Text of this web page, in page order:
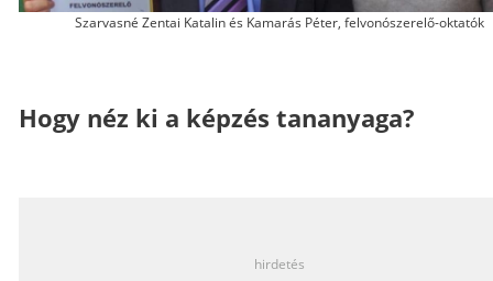
Szarvasné Zentai Katalin és Kamarás Péter, felvonószerelő-oktatók
Hogy néz ki a képzés tananyaga?
hirdetés